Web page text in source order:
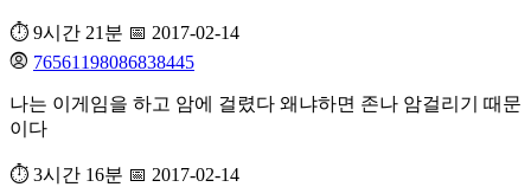
⏱️ 9시간 21분 📅 2017-02-14
76561198086838445
나는 이게임을 하고 암에 걸렸다 왜냐하면 존나 암걸리기 때문
이다
⏱️ 3시간 16분 📅 2017-02-14